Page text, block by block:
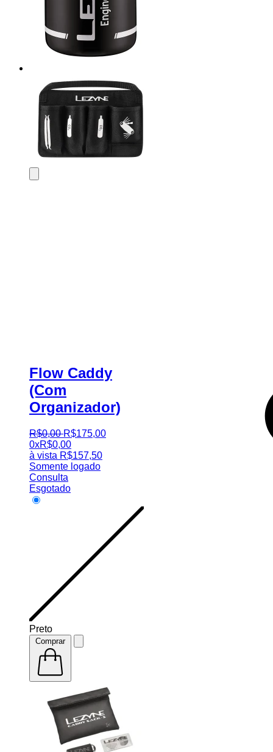
Flow Caddy
(Com
Organizador)
R$0,00 R$175,00
0xR$0,00
à vista R$157,50
Somente logado
Consulta
Esgotado
Preto
Comprar